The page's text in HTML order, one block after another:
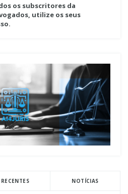
os subscritores da
utilize os seus
RECENTES NOTÍCIAS